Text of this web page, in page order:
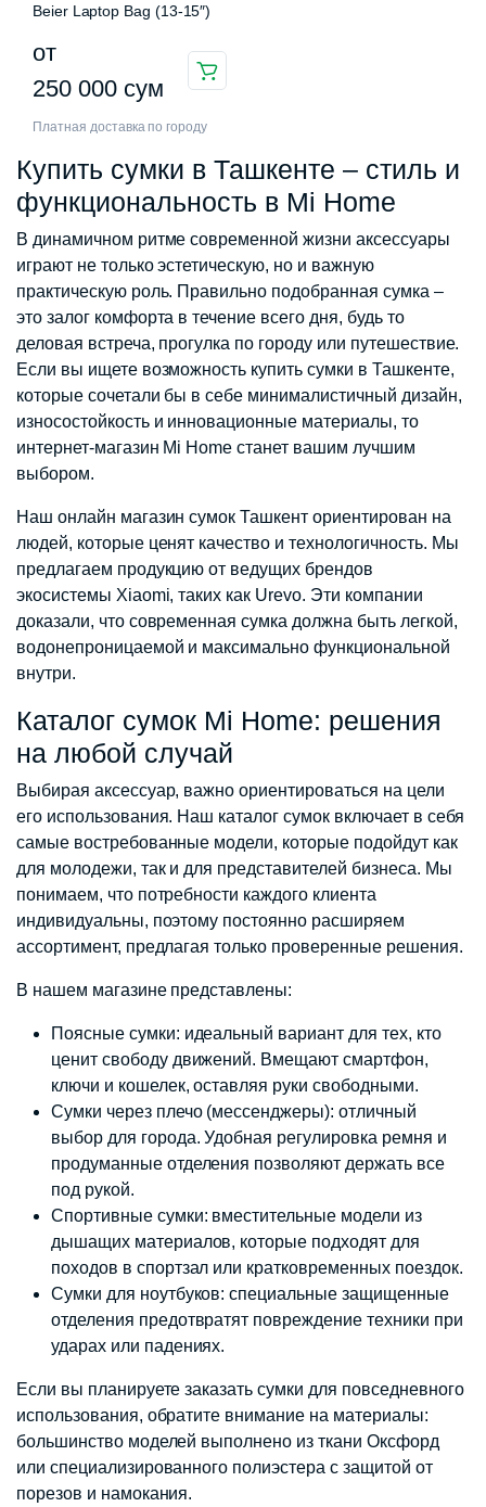
Beier Laptop Bag (13-15″)
от
250 000 сум
Этот
имеет
несколько
вариаций.
Опции
можно
выбрать
на
странице
товара.
Платная доставка по городу
Купить сумки в Ташкенте – стиль и
функциональность в Mi Home
В динамичном ритме современной жизни аксессуары
играют не только эстетическую, но и важную
практическую роль. Правильно подобранная сумка –
это залог комфорта в течение всего дня, будь то
деловая встреча, прогулка по городу или путешествие.
Если вы ищете возможность купить сумки в Ташкенте,
которые сочетали бы в себе минималистичный дизайн,
износостойкость и инновационные материалы, то
интернет-магазин Mi Home станет вашим лучшим
выбором.
Наш онлайн магазин сумок Ташкент ориентирован на
людей, которые ценят качество и технологичность. Мы
предлагаем продукцию от ведущих брендов
экосистемы Xiaomi, таких как Urevo. Эти компании
доказали, что современная сумка должна быть легкой,
водонепроницаемой и максимально функциональной
внутри.
Каталог сумок Mi Home: решения
на любой случай
Выбирая аксессуар, важно ориентироваться на цели
его использования. Наш каталог сумок включает в себя
самые востребованные модели, которые подойдут как
для молодежи, так и для представителей бизнеса. Мы
понимаем, что потребности каждого клиента
индивидуальны, поэтому постоянно расширяем
ассортимент, предлагая только проверенные решения.
В нашем магазине представлены:
Поясные сумки: идеальный вариант для тех, кто
ценит свободу движений. Вмещают смартфон,
ключи и кошелек, оставляя руки свободными.
Сумки через плечо (мессенджеры): отличный
выбор для города. Удобная регулировка ремня и
продуманные отделения позволяют держать все
под рукой.
Спортивные сумки: вместительные модели из
дышащих материалов, которые подходят для
походов в спортзал или кратковременных поездок.
Сумки для ноутбуков: специальные защищенные
отделения предотвратят повреждение техники при
ударах или падениях.
Если вы планируете заказать сумки для повседневного
использования, обратите внимание на материалы:
большинство моделей выполнено из ткани Оксфорд
или специализированного полиэстера с защитой от
порезов и намокания.